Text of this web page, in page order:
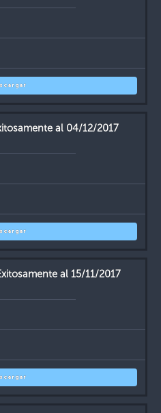
al 04/12/2017
al 15/11/2017